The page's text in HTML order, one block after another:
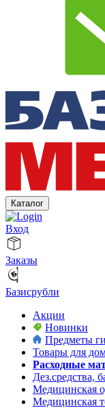
Каталог
Вход
Заказы
Базисрубли
Акции
Новинки
Предметы
Товары для
Расходные
Дез.средства,
Медицинская
Медицинская